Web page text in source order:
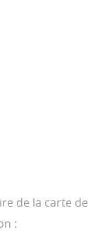
de la carte de
: